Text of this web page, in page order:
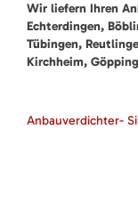
Wir liefern Ihren
Echterdingen,
Tübingen,
Kirchheim,
Anbauverdichter-